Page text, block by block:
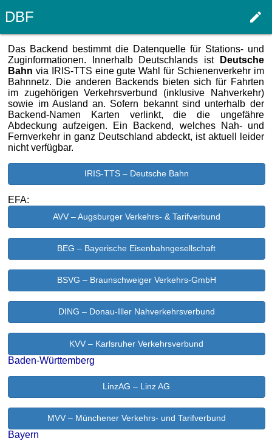
DBF edit
Das Backend bestimmt die Datenquelle für Stations- und
Zuginformationen. Innerhalb Deutschlands ist
Deutsche
Bahn via IRIS-TTS eine gute Wahl für Schienenverkehr im
Bahnnetz. Die anderen Backends bieten sich für Fahrten
im zugehörigen Verkehrsverbund (inklusive Nahverkehr)
sowie im Ausland an. Sofern bekannt sind unterhalb der
Backend-Namen Karten verlinkt, die die ungefähre
Abdeckung aufzeigen. Ein Backend, welches Nah- und
Fernverkehr in ganz Deutschland abdeckt, ist aktuell leider
nicht verfügbar.
IRIS-TTS – Deutsche Bahn
EFA:
AVV – Augsburger Verkehrs- & Tarifverbund
BEG – Bayerische Eisenbahngesellschaft
BSVG – Braunschweiger Verkehrs-GmbH
DING – Donau-Iller Nahverkehrsverbund
KVV – Karlsruher Verkehrsverbund
Baden-Württemberg
LinzAG – Linz AG
MVV – Münchener Verkehrs- und Tarifverbund
Bayern